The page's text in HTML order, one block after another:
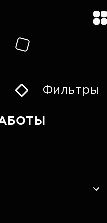
Фильтры